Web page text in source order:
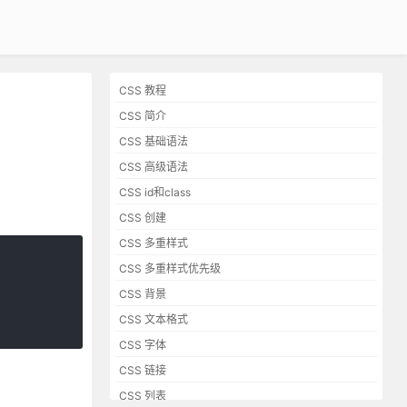
CSS 教程
CSS 简介
CSS 基础语法
CSS 高级语法
CSS id和class
CSS 创建
CSS 多重样式
CSS 多重样式优先级
CSS 背景
CSS 文本格式
CSS 字体
CSS 链接
CSS 列表